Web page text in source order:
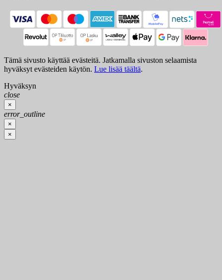
Tämä sivusto käyttää evästeitä. Jatkamalla sivuston selaamista
hyväksyt evästeiden käytön. Lue lisää täältä.
Hyväksyn
close
×
error_outline
×
×